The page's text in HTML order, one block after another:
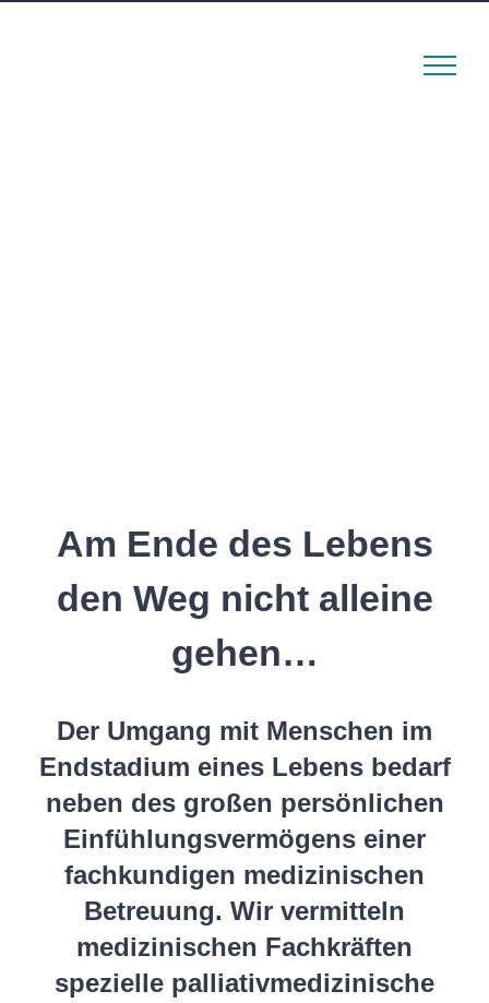
Am Ende des Lebens
den Weg nicht alleine
gehen…
Der Umgang mit Menschen im
Endstadium eines Lebens bedarf
neben des großen persönlichen
Einfühlungsvermögens einer
fachkundigen medizinischen
Betreuung. Wir vermitteln
medizinischen Fachkräften
spezielle palliativmedizinische